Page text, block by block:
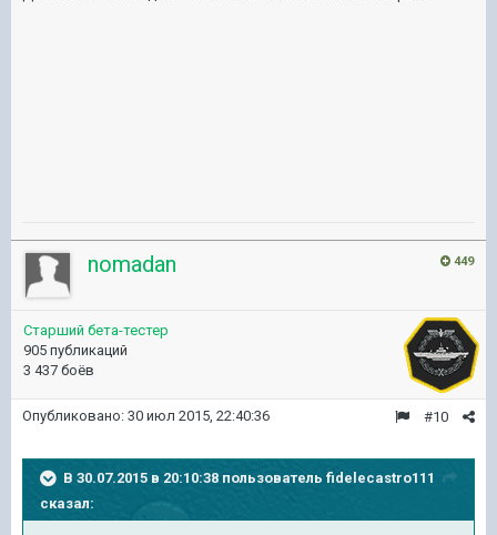
449
nomadan
Старший бета-тестер
905 публикаций
3 437 боёв
#10
Опубликовано: 30 июл 2015, 22:40:36
В 30.07.2015 в 20:10:38 пользователь fidelecastro111
сказал: